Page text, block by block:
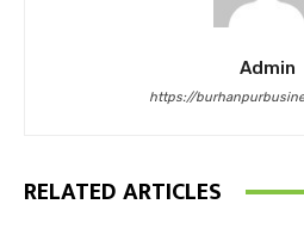
Admin
https://
RELATED ARTICLES